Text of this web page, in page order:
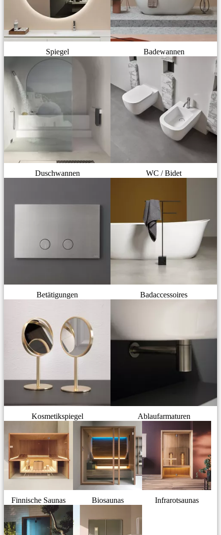
Spiegel Badewannen
Duschwannen WC / Bidet
Betätigungen Badaccessoires
Kosmetikspiegel Ablaufarmaturen
Finnische Saunas Biosaunas Infrarotsaunas